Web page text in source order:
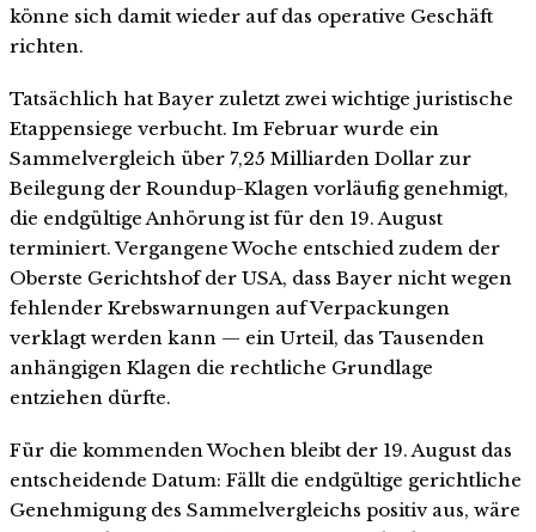
könne sich damit wieder auf das operative Geschäft
richten.
Tatsächlich hat Bayer zuletzt zwei wichtige juristische
Etappensiege verbucht. Im Februar wurde ein
Sammelvergleich über 7,25 Milliarden Dollar zur
Beilegung der Roundup-Klagen vorläufig genehmigt,
die endgültige Anhörung ist für den 19. August
terminiert. Vergangene Woche entschied zudem der
Oberste Gerichtshof der USA, dass Bayer nicht wegen
fehlender Krebswarnungen auf Verpackungen
verklagt werden kann — ein Urteil, das Tausenden
anhängigen Klagen die rechtliche Grundlage
entziehen dürfte.
Für die kommenden Wochen bleibt der 19. August das
entscheidende Datum: Fällt die endgültige gerichtliche
Genehmigung des Sammelvergleichs positiv aus, wäre